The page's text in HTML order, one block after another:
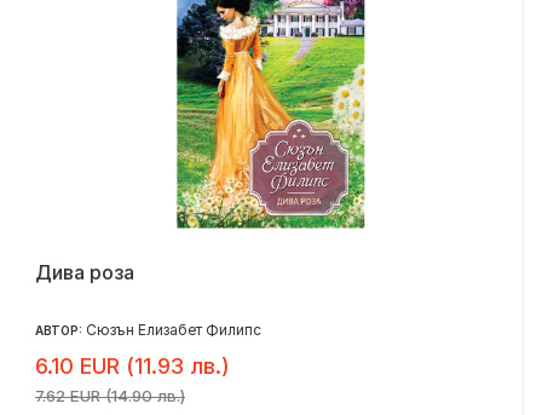
Дива роза
АВТОР: Сюзън Елизабет Филипс
6.10 EUR (11.93 лв.)
7.62 EUR (14.90 лв.)